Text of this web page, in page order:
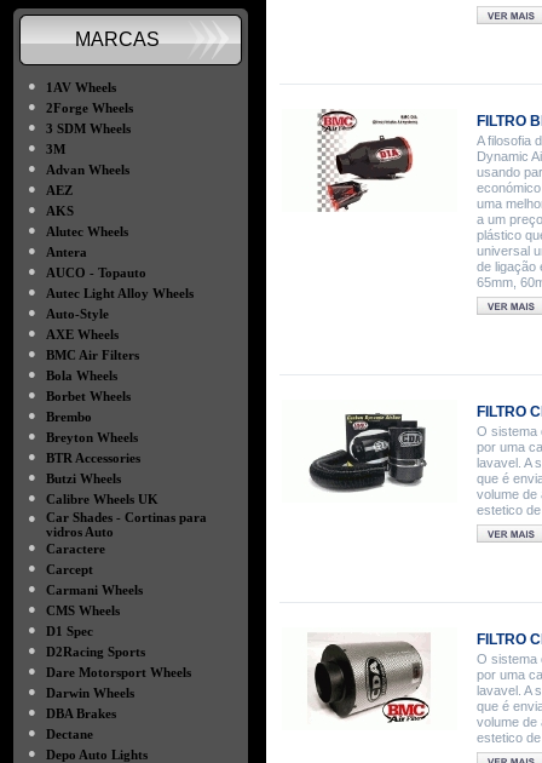
MARCAS
●
1AV Wheels
●
2Forge Wheels
●
3 SDM Wheels
●
3M
●
Advan Wheels
●
AEZ
●
AKS
●
Alutec Wheels
●
Antera
●
AUCO - Topauto
●
Autec Light Alloy Wheels
●
Auto-Style
●
AXE Wheels
●
BMC Air Filters
●
Bola Wheels
●
Borbet Wheels
●
Brembo
●
Breyton Wheels
●
BTR Accessories
●
Butzi Wheels
●
Calibre Wheels UK
●
Car Shades - Cortinas para
vidros Auto
●
Caractere
●
Carcept
●
Carmani Wheels
●
CMS Wheels
●
D1 Spec
●
D2Racing Sports
●
Dare Motorsport Wheels
●
Darwin Wheels
●
DBA Brakes
●
Dectane
●
Depo Auto Lights
FILTRO
A filosofia
Dynamic
usando
uma
a um
plástico
universal
de ligação
65mm,
FILTRO
O sistema
por uma
lavavel. A
que é
volume de
estetico
FILTRO
O sistema
por uma
lavavel. A
que é
volume de
estetico